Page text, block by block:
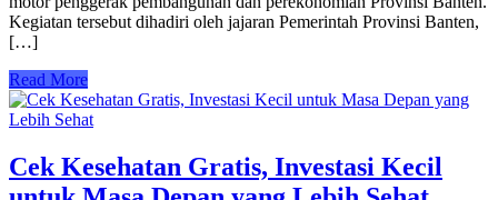
Kegiatan tersebut dihadiri oleh jajaran Pemerintah Provinsi Banten,
[…]
Read More
Cek Kesehatan Gratis, Investasi Kecil